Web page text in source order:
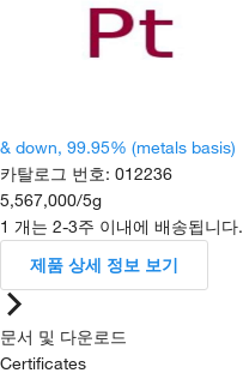
& down, 99.95% (metals basis)
카탈로그 번호: 012236
5,567,000/5g
1 개는 2-3주 이내에 배송됩니다.
제품 상세 정보 보기
문서 및 다운로드
Certificates